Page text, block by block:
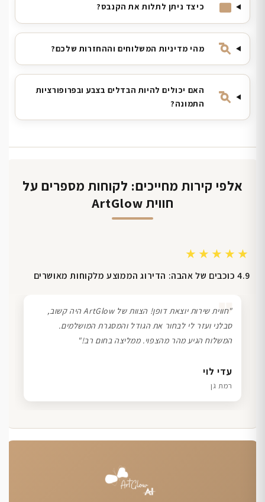
כיצד ניתן לתלות את הקנבס?
מהי מדיניות המשלוחים וההחזרות שלכם?
האם יכולים להיות הבדלים בצבע ובפרופורציות
התמונה?
אלפי קירות מחייכים: לקוחות מספרים על
חווית ArtGlow
★★★★★
4.9 כוכבים של אהבה: הדירוג הממוצע מלקוחות מאושרים
שרון כהן
תל אביב
❞
"חווית שירות יוצאת דופן! הצוות של ArtGlow היה קשוב,
סבלני ועזר לי לבחור את הגודל והמסגרת המושלמים.
המשלוח הגיע מהר מהצפוי. ממליצה בחום רב!"
עדי לוי
רמת גן
דנה גל
חיפה
ליאת ויוסי מ.
הוד השרון